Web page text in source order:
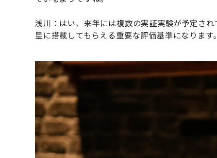
浅川：はい、来年には複数の実証実験が予定さ
星に搭載してもらえる重要な評価基準になります